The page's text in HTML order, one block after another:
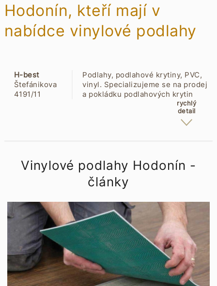
Hodonín, kteří mají v
nabídce vinylové podlahy
H-best
Štefánikova
4191/11
Podlahy, podlahové krytiny, PVC,
vinyl. Specializujeme se na prodej
a pokládku podlahových krytin
laminátové podlahy, koberce a
doplňky) a montáž interiérových
rychlý
detail
Vinylové podlahy Hodonín -
články